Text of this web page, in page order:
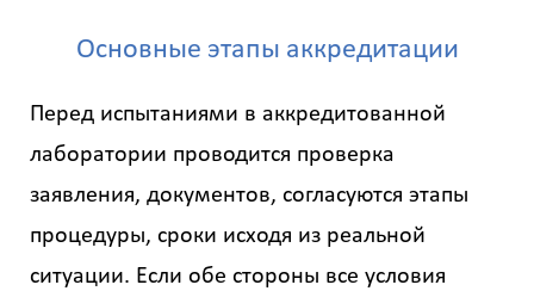
Основные этапы аккредитации
Перед испытаниями в аккредитованной
лаборатории проводится проверка
заявления, документов, согласуются этапы
процедуры, сроки исходя из реальной
ситуации. Если обе стороны все условия